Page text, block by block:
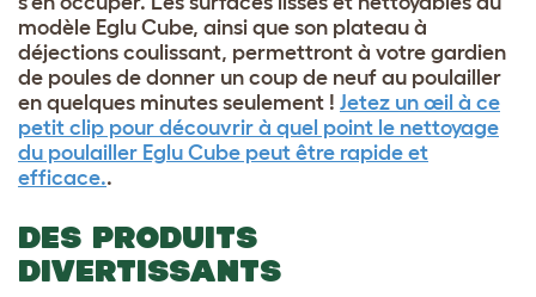
modèle Eglu Cube, ainsi que son plateau à
déjections coulissant, permettront à votre gardien
de poules de donner un coup de neuf au poulailler
en quelques minutes seulement ! Jetez un œil à ce
petit clip pour découvrir à quel point le nettoyage
du poulailler Eglu Cube peut être rapide et
efficace..
DES PRODUITS
DIVERTISSANTS